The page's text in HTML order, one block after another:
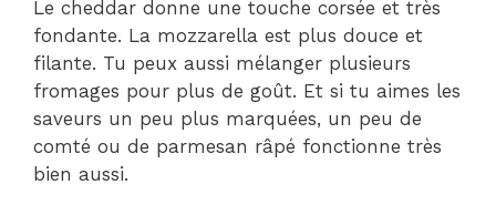
Le cheddar donne une touche corsée et très
fondante. La mozzarella est plus douce et
filante. Tu peux aussi mélanger plusieurs
fromages pour plus de goût. Et si tu aimes les
saveurs un peu plus marquées, un peu de
comté ou de parmesan râpé fonctionne très
bien aussi.